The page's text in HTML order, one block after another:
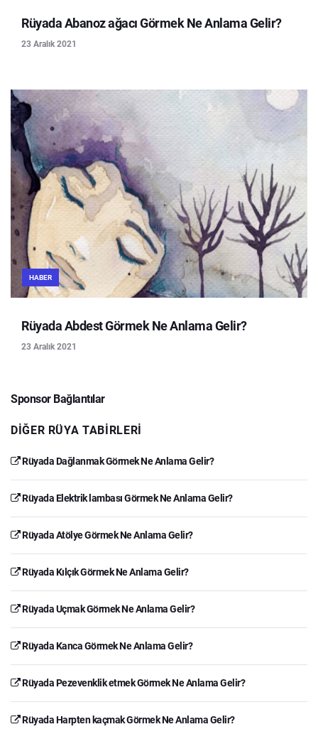
Rüyada Abanoz ağacı Görmek Ne Anlama Gelir?
23 Aralık 2021
HABER
Rüyada Abdest Görmek Ne Anlama Gelir?
23 Aralık 2021
Sponsor Bağlantılar
DIĞER RÜYA TABIRLERI
Rüyada Dağlanmak Görmek Ne Anlama Gelir?
Rüyada Elektrik lambası Görmek Ne Anlama Gelir?
Rüyada Atölye Görmek Ne Anlama Gelir?
Rüyada Kılçık Görmek Ne Anlama Gelir?
Rüyada Uçmak Görmek Ne Anlama Gelir?
Rüyada Kanca Görmek Ne Anlama Gelir?
Rüyada Pezevenklik etmek Görmek Ne Anlama Gelir?
Rüyada Harpten kaçmak Görmek Ne Anlama Gelir?